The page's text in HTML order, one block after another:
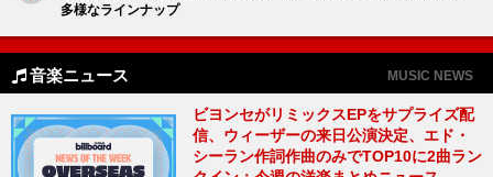
多様なラインナップ
音楽ニュース MUSIC NEWS
ビヨンセがリミックスEPをサプライズ配
信、ウィーザーの来日公演決定、エド・
シーラン作詞作曲のみでTOP10に2曲ラン